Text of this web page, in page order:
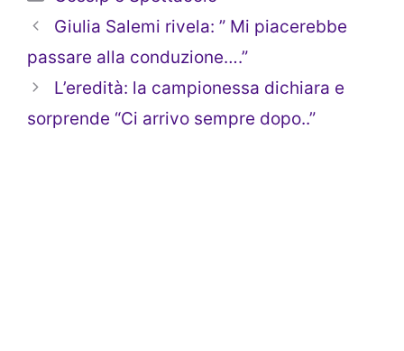
Giulia Salemi rivela: ” Mi piacerebbe
passare alla conduzione….”
L’eredità: la campionessa dichiara e
sorprende “Ci arrivo sempre dopo..”